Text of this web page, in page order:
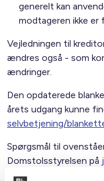
generelt kan
modtageren ikke
Vejledningen til
ændres også - som
ændringer.
Den opdaterede
årets udgang kunne
selvbetjening/
Spørgsmål til
Domstolsstyrelsen på
reference til Mette Lilje.